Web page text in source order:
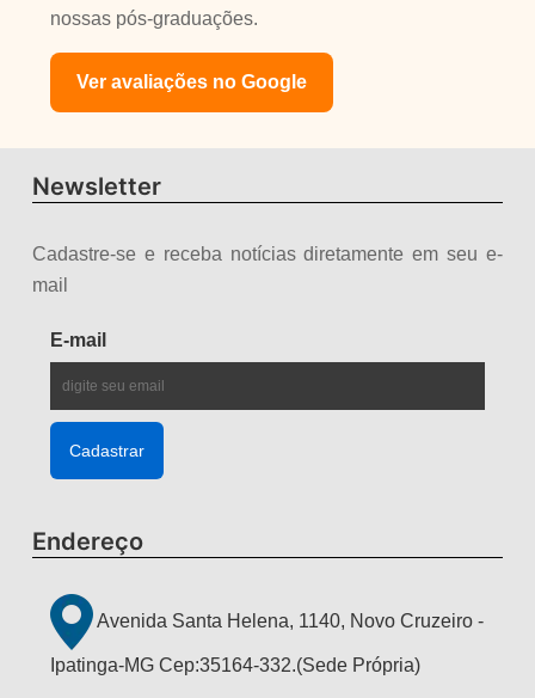
nossas pós-graduações.
Ver avaliações no Google
Newsletter
Cadastre-se e receba notícias diretamente em seu e-
mail
E-mail
Endereço
Avenida Santa Helena, 1140, Novo Cruzeiro -
Ipatinga-MG Cep:35164-332.(Sede Própria)